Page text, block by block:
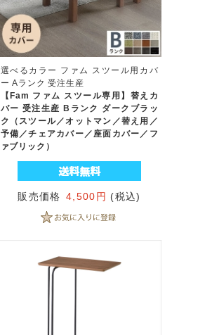
選べるカラー ファム スツール用カバ
ー Aランク 受注生産
【Fam ファム スツール専用】替えカ
バー 受注生産 Bランク ダークブラッ
ク（スツール／オットマン／替え用／
予備／チェアカバー／座面カバー／フ
ァブリック）
販売価格 4,500円 (税込)